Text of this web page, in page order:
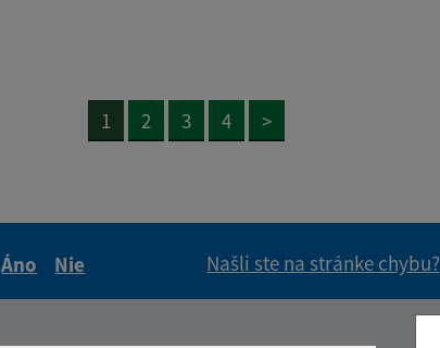
1 2 3 4 >
Áno
Nie
Našli ste na stránke chybu?